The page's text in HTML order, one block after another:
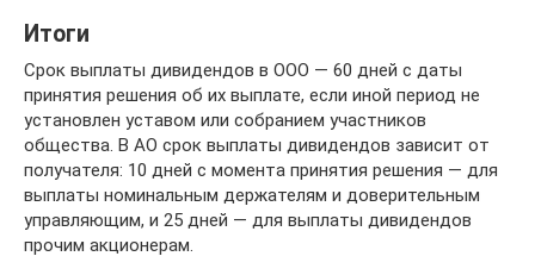
Итоги
Срок выплаты дивидендов в ООО — 60 дней с даты
принятия решения об их выплате, если иной период не
установлен уставом или собранием участников
общества. В АО срок выплаты дивидендов зависит от
получателя: 10 дней с момента принятия решения — для
выплаты номинальным держателям и доверительным
управляющим, и 25 дней — для выплаты дивидендов
прочим акционерам.